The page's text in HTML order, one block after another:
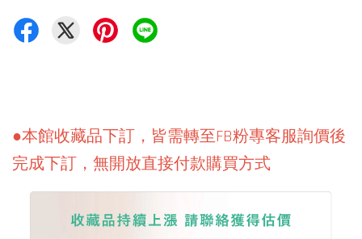
●本館收藏品下訂，皆需轉至FB粉專客服詢價後
完成下訂，無開放直接付款購買方式